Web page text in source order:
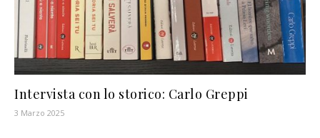
Intervista con lo storico: Carlo Greppi
3 Marzo 2025